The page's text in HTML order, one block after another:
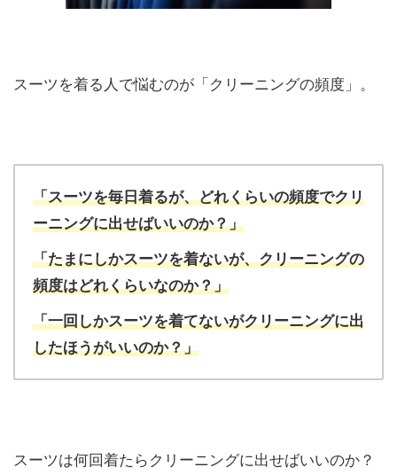
スーツを着る人で悩むのが「クリーニングの頻度」。
「スーツを毎日着るが、どれくらいの頻度でクリ
ーニングに出せばいいのか？」
「たまにしかスーツを着ないが、クリーニングの
頻度はどれくらいなのか？」
「一回しかスーツを着てないがクリーニングに出
したほうがいいのか？」
スーツは何回着たらクリーニングに出せばいいのか？